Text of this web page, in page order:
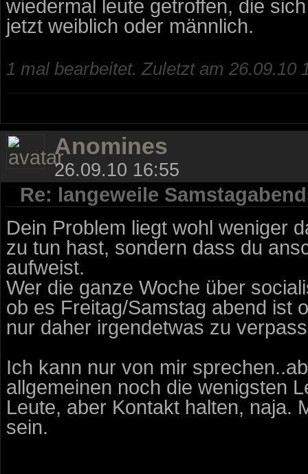
wiedermal leute getroffen, die
jetzt weiblich oder männlich.
1 mal bearbeitet. Zuletzt am 26.09.10
Anomines
26.09.10 16:55
Re: langeweile
Dein Problem liegt wohl weniger
zu tun hast, sondern dass du
aufweist.
Wer die ganze Woche über
ob es Freitag/Samstag abend ist
nur daher irgendetwas zu
Ich kann nur von mir
allgemeinen noch die wenigsten
Leute, aber Kontakt halten, naja.
sein.